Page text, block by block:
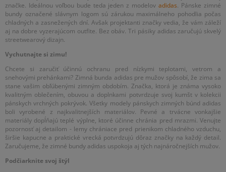
značke. Ideálnou voľbou bude teda jeden z modelovadidas. Pánske zimné
bundy označené slávnym logom sú zárukou maximálneho pohodlia počas
chladných a zasnežených dní. Avšak projektanti značky vedia, že vám záleží
aj na dobre vyzerajúcom outfite. Bez obáv. Tri pásiky adidas zaručujú skvelý
streetwearový dizajn.
Vychutnajte si zimu!
Chcete si zaručiť účinnú ochranu pred nízkymi teplotami, vetrom a
snehovými prehánkami? Zimná bunda adidas pre mužov spôsobí, že zima sa
stane vašim obľúbenými zimným obdobím. Značka, ktorá je známa vysoko
kvalitným oblečením, obuvou a doplnkami potvrdzuje svoj kumšt v kolekcii
pánskych vrchných pokrývok. Všetky modely pánskych zimných búnd adidas
boli vyrobené z najkvalitnejších materiálov. Pevné a trvácne vonkajšie
materiály dopĺňajú teplé výplne, ktoré účinne chránia pred mrazmi. Venujte
pozornosť aj detailom - lemy chrániace pred prienikom chladného vzduchu,
širšie kapucne a praktické vrecká potvrdzujú dôraz značky na každý detail.
Zaručujeme, že zimné bundy adidas uspokoja aj tých najnáročnejších mužov.
Podčiarknite svoj štýl